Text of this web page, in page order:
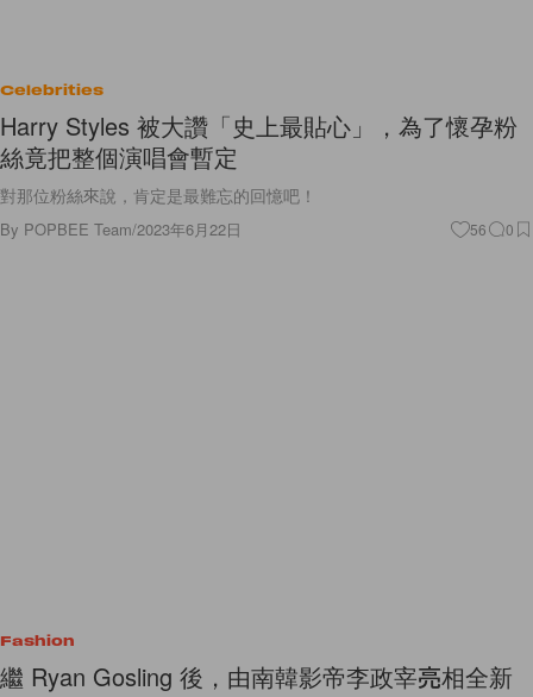
Celebrities
Harry Styles 被大讚「史上最貼心」，為了懷孕粉
絲竟把整個演唱會暫定
對那位粉絲來說，肯定是最難忘的回憶吧！
By POPBEE Team/2023年6月22日 56 0
Fashion
繼 Ryan Gosling 後，由南韓影帝李政宰亮相全新